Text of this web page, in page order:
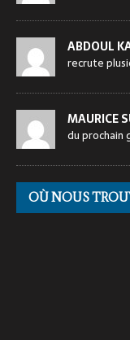
ABDOUL
recrute
MAURICE
du prochain
OÙ NOUS